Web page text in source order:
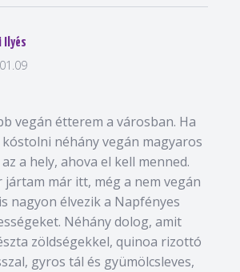
Ilyés
vegán étterem a városban. Ha
néhány vegán magyaros
a hely, ahova el kell menned.
jártam már itt, még a nem vegán
nagyon élvezik a Napfényes
Néhány dolog, amit
zöldségekkel, quinoa rizottó
gyros tál és gyümölcsleves,